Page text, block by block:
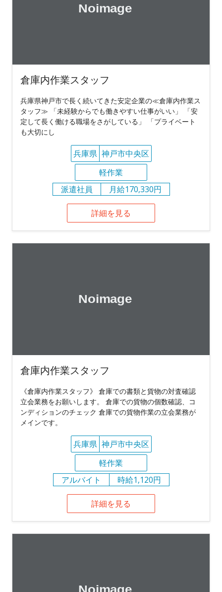
倉庫内作業スタッフ
兵庫県神戸市で長く続いてきた安定企業の≪倉庫内作業ス
タッフ≫ 「未経験からでも働きやすい仕事がいい」 「安
定して長く働ける職場をさがしている」 「プライベート
も大切にし
兵庫県 神戸市中央区
軽作業
派遣社員
月給170,330円
詳細を見る
倉庫内作業スタッフ
《倉庫内作業スタッフ》 倉庫での書類と貨物の対査確認
立会業務をお願いします。 倉庫での貨物の個数確認、コ
ンディションのチェック 倉庫での貨物作業の立会業務が
メインです。
兵庫県 神戸市中央区
軽作業
アルバイト
時給1,120円
詳細を見る